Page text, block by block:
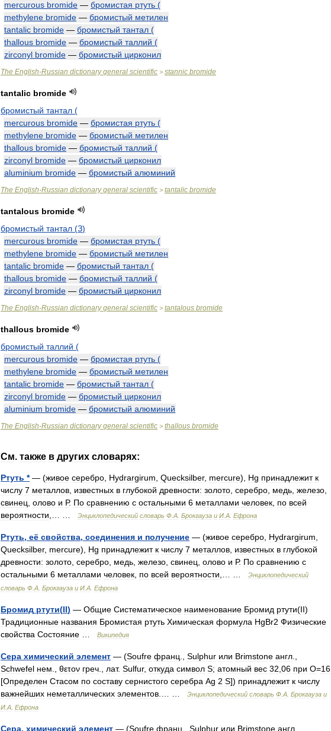
mercurous bromide — бромистая ртуть (
methylene bromide — бромистый метилен
tantalic bromide — бромистый тантал (
thallous bromide — бромистый таллий (
zirconyl bromide — бромистый цирконил
The English-Russian dictionary general scientific > stannic bromide
tantalic bromide
бромистый тантал (
mercurous bromide — бромистая ртуть (
methylene bromide — бромистый метилен
thallous bromide — бромистый таллий (
zirconyl bromide — бромистый цирконил
aluminium bromide — бромистый алюминий
The English-Russian dictionary general scientific > tantalic bromide
tantalous bromide
бромистый тантал (З)
mercurous bromide — бромистая ртуть (
methylene bromide — бромистый метилен
tantalic bromide — бромистый тантал (
thallous bromide — бромистый таллий (
zirconyl bromide — бромистый цирконил
The English-Russian dictionary general scientific > tantalous bromide
thallous bromide
бромистый таллий (
mercurous bromide — бромистая ртуть (
methylene bromide — бромистый метилен
tantalic bromide — бромистый тантал (
zirconyl bromide — бромистый цирконил
aluminium bromide — бромистый алюминий
The English-Russian dictionary general scientific > thallous bromide
См. также в других словарях:
Ртуть *— (живое серебро Hydrargirum Quecksilber, mercure), Hg принадлежит к
числу 7 металлов известных в глубокой древности: золото серебро медь железо
свинец олово и Р. По сравнению с остальными 6 металлами человек по всей
вероятности
Энциклопедический словарь Ф А Брокгауза и И А Ефрона
Ртуть, её свойства, соединения и получение — (живое серебро Hydrargirum
Quecksilber, mercure), Hg принадлежит к числу 7 металлов известных в глубокой
древности: золото серебро медь железо свинец олово и Р. По сравнению с
остальными 6 металлами человек по всей вероятности
Энциклопедический
словарь Ф А Брокгауза и И А Ефрона
Бромид ртути(II) — Общие Систематическое наименование Бромид ртути(II)
Традиционные названия Бромистая ртуть Химическая формула HgBr2 Физические
свойства Состояние Википедия
Сера химический элемент — (Soufre франц Sulphur или Brimstone англ
Schwefel нем θετον греч лат. Sulfur, откуда символ S; атомный вес 32 06 при O=16
[Определен Стасом по составу сернистого серебра Ag 2 S]) принадлежит к числу
важнейших неметаллических элементов Энциклопедический словарь Ф А Брокгауза и
И А Ефрона
Сера, химический элемент — (Soufre франц Sulphur или Brimstone англ